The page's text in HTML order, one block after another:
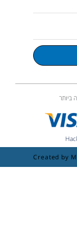
ביותר
Created by